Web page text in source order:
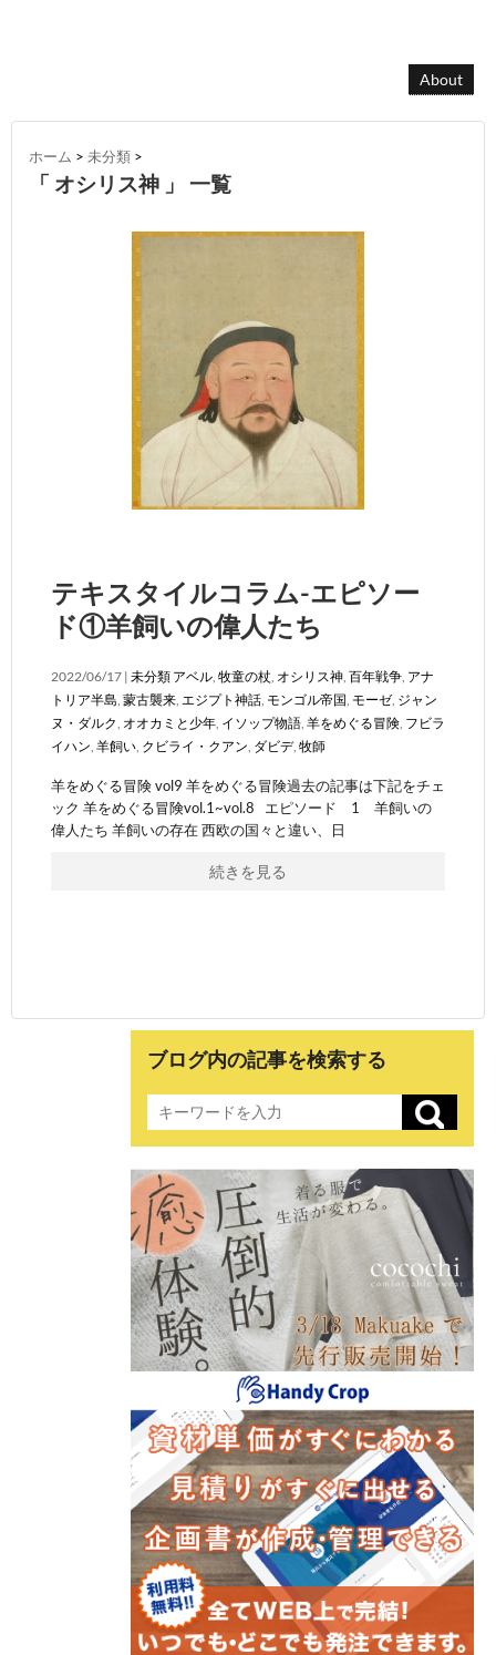
About
ホーム > 未分類 >
「 オシリス神 」 一覧
テキスタイルコラム-エピソー
ド①羊飼いの偉人たち
2022/06/17 | 未分類 アベル, 牧童の杖, オシリス神, 百年戦争, アナ
トリア半島, 蒙古襲来, エジプト神話, モンゴル帝国, モーゼ, ジャン
ヌ・ダルク, オオカミと少年, イソップ物語, 羊をめぐる冒険, フビラ
イハン, 羊飼い, クビライ・クアン, ダビデ, 牧師
羊をめぐる冒険 vol9 羊をめぐる冒険過去の記事は下記をチェ
ック 羊をめぐる冒険vol.1~vol.8 エピソード 1 羊飼いの
偉人たち 羊飼いの存在 西欧の国々と違い、日
続きを見る
ブログ内の記事を検索する